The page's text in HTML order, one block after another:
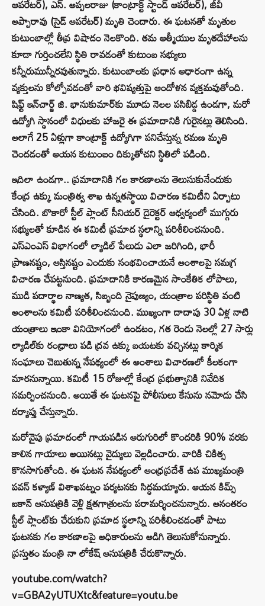
ఆపరేటర్), ఎన్. అప్పలరాజు (కాంట్రాక్ట్ స్టాండ్ ఆపరేటర్), జీవీ
అప్పారావు (సైడ్ ఆపరేటర్) మృతి చెందారు. ఈ ఘటనతో మృతుల
కుటుంబాల్లో తీవ్ర విషాదం నెలకొంది. తమ ఆత్మీయుల మృతదేహాలను
కూడా గుర్తించలేని స్థితి రావడంతో కుటుంబ సభ్యులు
కన్నీరుమున్నీరవుతున్నారు. కుటుంబాలకు ప్రధాన ఆధారంగా ఉన్న
వ్యక్తులను కోల్పోవడంతో వారి భవిష్యత్తుపై ఆందోళన వ్యక్తమవుతోంది.
షిఫ్ట్ ఇన్‌చార్జ్ జి. భానుకుమార్‌కు మూడు నెలల పసిబిడ్డ ఉండగా, మరో
ఉద్యోగి స్థానంలో విధులకు హాజరై ఈ ప్రమాదానికి గురైనట్లు తెలిసింది.
అలాగే 25 ఏళ్లుగా కాంట్రాక్ట్ ఉద్యోగిగా పనిచేస్తున్న రమణ మృతి
చెందడంతో ఆయన కుటుంబం దిక్కుతోచని స్థితిలో పడింది.
ఇదిలా ఉండగా.. ప్రమాదానికి గల కారణాలను తెలుసుకునేందుకు
కేంద్ర ఉక్కు మంత్రిత్వ శాఖ ఉన్నతస్థాయి విచారణ కమిటీని ఏర్పాటు
చేసింది. బొకారో స్టీల్ ప్లాంట్ సీనియర్ డైరెక్టర్ ఆధ్వర్యంలో ముగ్గురు
సభ్యులతో కూడిన ఈ కమిటీ ప్రమాద స్థలాన్ని పరిశీలించనుంది.
ఎస్‌ఎంఎస్ విభాగంలో ల్యాడిల్ పేలుడు ఎలా జరిగింది, భారీ
ప్రాణనష్టం, ఆస్తినష్టం ఎందుకు సంభవించాయనే అంశాలపై సమగ్ర
విచారణ చేపట్టనుంది. ప్రమాదానికి కారణమైన సాంకేతిక లోపాలు,
ముడి పదార్థాల నాణ్యత, సిబ్బంది నైపుణ్యం, యంత్రాల పరిస్థితి వంటి
అంశాలను కమిటీ పరిశీలించనుంది. ముఖ్యంగా దాదాపు 30 ఏళ్ల నాటి
యంత్రాలు ఇంకా వినియోగంలో ఉండటం, గత రెండు నెలల్లో 27 సార్లు
ల్యాడిల్‌కు రంధ్రాలు పడి ద్రవ ఉక్కు బయటకు వచ్చినట్లు కార్మిక
సంఘాలు చెబుతున్న నేపథ్యంలో ఈ అంశాలు విచారణలో కీలకంగా
మారనున్నాయి. కమిటీ 15 రోజుల్లో కేంద్ర ప్రభుత్వానికి నివేదిక
సమర్పించనుంది. అయితే ఈ ఘటనపై పోలీసులు కేసును నమోదు చేసి
దర్యాప్తు చేస్తున్నారు.
మరోవైపు ప్రమాదంలో గాయపడిన ఆరుగురిలో కొందరికి 90% వరకు
కాలిన గాయాలు అయినట్లు వైద్యులు వెల్లడించారు. వారికి చికిత్స
కొనసాగుతోంది. ఈ ఘటన నేపథ్యంలో ఆంధ్రప్రదేశ్ ఉప ముఖ్యమంత్రి
పవన్ కళ్యాణ్ విశాఖపట్నం పర్యటనకు సిద్ధమయ్యారు. ఆయన కిమ్స్
ఐకాన్ ఆసుపత్రికి వెళ్లి క్షతగాత్రులను పరామర్శించనున్నారు. అనంతరం
స్టీల్ ప్లాంట్‌కు చేరుకుని ప్రమాద స్థలాన్ని పరిశీలించడంతో పాటు
ఘటనకు గల కారణాలపై అధికారులను అడిగి తెలుసుకోనున్నారు.
ప్రస్తుతం మంత్రి నా లోకేష్ ఆసుపత్రికి చేరుకొన్నారు.
youtube.com/watch?
v=GBA2yUTUXtc&feature=youtu.be